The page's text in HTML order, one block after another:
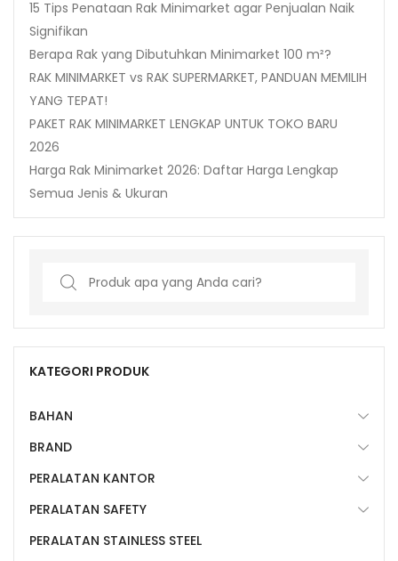
15 Tips Penataan Rak Minimarket agar Penjualan Naik
Signifikan
Berapa Rak yang Dibutuhkan Minimarket 100 m²?
RAK MINIMARKET vs RAK SUPERMARKET, PANDUAN MEMILIH
YANG TEPAT!
PAKET RAK MINIMARKET LENGKAP UNTUK TOKO BARU
2026
Harga Rak Minimarket 2026: Daftar Harga Lengkap
Semua Jenis & Ukuran
Search
KATEGORI PRODUK
BAHAN
BRAND
PERALATAN KANTOR
PERALATAN SAFETY
PERALATAN STAINLESS STEEL